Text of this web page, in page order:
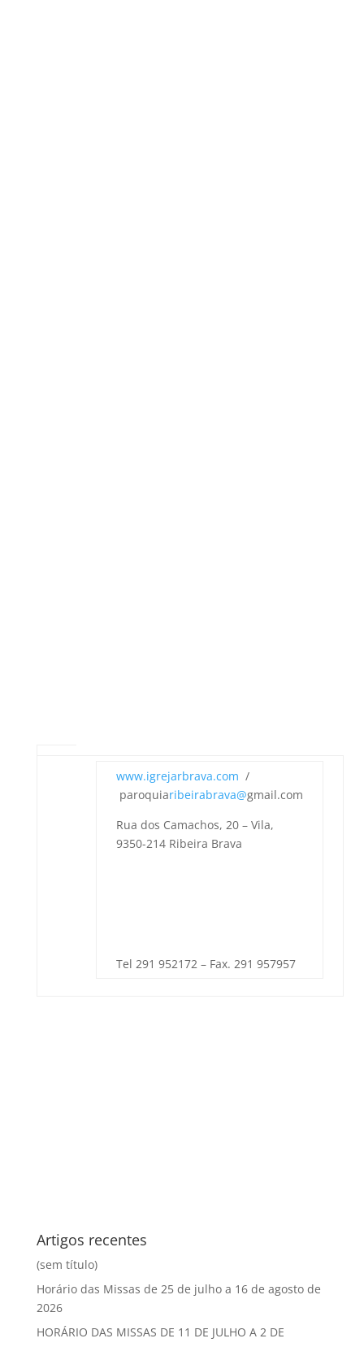
www.igrejarbrava.com /
paroquiaribeirabrava@gmail.com
Rua dos Camachos, 20 – Vila,
9350-214 Ribeira Brava
Tel 291 952172 – Fax. 291 957957
Artigos recentes
(sem título)
Horário das Missas de 25 de julho a 16 de agosto de
2026
HORÁRIO DAS MISSAS DE 11 DE JULHO A 2 DE